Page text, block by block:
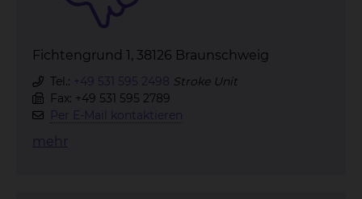
Fichtengrund 1, 38126 Braunschweig
Tel.: +49 531 595 2498 Stroke Unit
Fax: +49 531 595 2789
Per E-Mail kontaktieren
mehr